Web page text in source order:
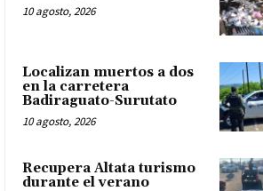
10 agosto, 2026
Localizan muertos a dos
en la carretera
Badiraguato-Surutato
10 agosto, 2026
Recupera Altata turismo
durante el verano